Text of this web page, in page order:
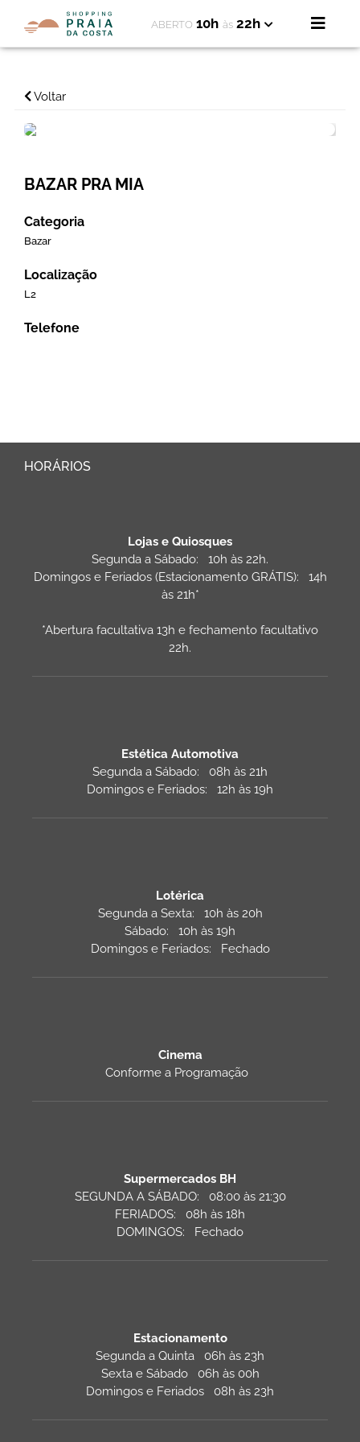
ABERTO 10h às 22h
Voltar
BAZAR PRA MIA
Categoria
Bazar
Localização
L2
Telefone
HORÁRIOS
Lojas e Quiosques
Segunda a Sábado: 10h às 22h.
Domingos e Feriados (Estacionamento GRÁTIS): 14h
às 21h*
*Abertura facultativa 13h e fechamento facultativo
22h.
Estética Automotiva
Segunda a Sábado: 08h às 21h
Domingos e Feriados: 12h às 19h
Lotérica
Segunda a Sexta: 10h às 20h
Sábado: 10h às 19h
Domingos e Feriados: Fechado
Cinema
Conforme a Programação
Supermercados BH
SEGUNDA A SÁBADO: 08:00 às 21:30
FERIADOS: 08h às 18h
DOMINGOS: Fechado
Estacionamento
Segunda a Quinta 06h às 23h
Sexta e Sábado 06h às 00h
Domingos e Feriados 08h às 23h